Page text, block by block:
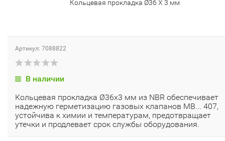
Кольцевая прокладка Ø36 X 3 мм
Артикул: 7088822
В наличии
Кольцевая прокладка Ø36x3 мм из NBR обеспечивает
надежную герметизацию газовых клапанов MB... 407,
устойчива к химии и температурам, предотвращает
утечки и продлевает срок службы оборудования.